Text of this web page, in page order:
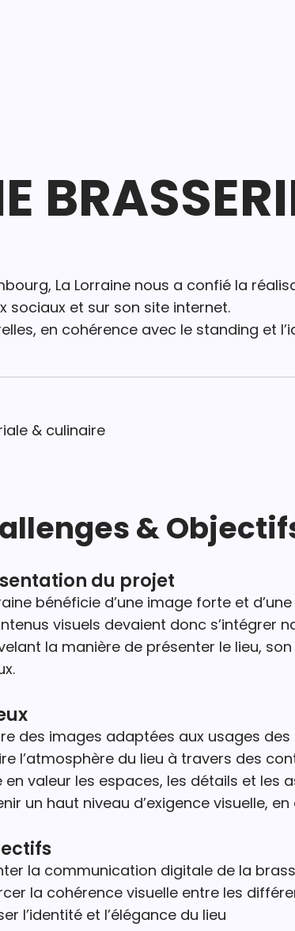
La Lorraine nous a confié la
sociaux et sur son site internet.
en cohérence avec le standing et
& culinaire
&
du projet
bénéficie d’une image forte et
visuels devaient donc s’intégrer
la manière de présenter le lieu,
des images adaptées aux usages
l’atmosphère du lieu à travers des
en valeur les espaces, les détails et les
un haut niveau d’exigence visuelle,
la communication digitale de la
la cohérence visuelle entre les
l’identité et l’élégance du lieu